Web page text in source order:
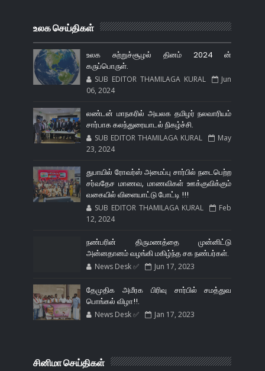
உலக செய்திகள்
உலக சுற்றுச்சூழல் தினம் 2024 ன்
கருப்பொருள்.
SUB EDITOR THAMILAGA KURAL
Jun
06, 2024
லண்டன் மாநகரில் அயலக தமிழர் நலவாரியம்
சார்பாக கலந்துரையாடல் நிகழ்ச்சி.
SUB EDITOR THAMILAGA KURAL
May
23, 2024
துபாயில் ரோவர்ஸ் அமைப்பு சார்பில் நடைபெற்ற
சர்வதேச மாணவ, மாணவிகள் ஊக்குவிக்கும்
வகையில் விளையாட்டு போட்டி !!!
SUB EDITOR THAMILAGA KURAL
Feb
12, 2024
நண்பரின் திருமணத்தை முன்னிட்டு
அன்னதானம் வழங்கி மகிழ்ந்த சக நண்பர்கள்.
News Desk ✅ Jun 17, 2023
தேமுதிக அமீரக பிரிவு சார்பில் சமத்துவ
பொங்கல் விழா!!.
News Desk ✅ Jan 17, 2023
சினிமா செய்திகள்